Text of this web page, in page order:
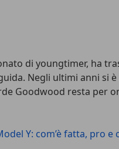
di youngtimer, ha
Negli ultimi anni si
Goodwood resta per
Y: com’è fatta, pro e